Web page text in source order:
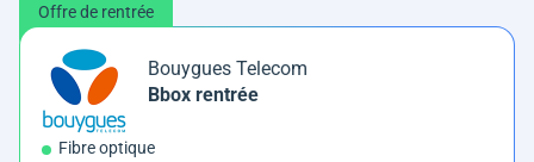
Offre de rentrée
Bouygues Telecom
Bbox rentrée
Fibre optique